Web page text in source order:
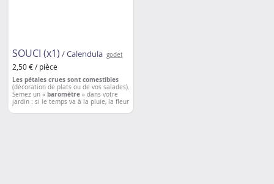
SOUCI (x1) / Calendula godet
2,50 € / pièce
Les pétales crues sont comestibles
(décoration de plats ou de vos salades).
Semez un « baromètre» dans votre
jardin : si le temps va à la pluie, la fleur